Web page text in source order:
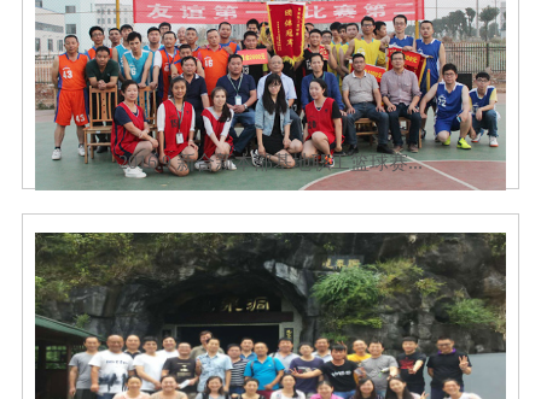
2016.9 新合新本部基地职工篮球赛...